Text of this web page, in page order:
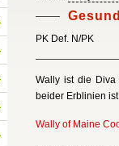
PK Def. N/PK
Wally ist die Diva
beider Erblinien
Wally of Maine